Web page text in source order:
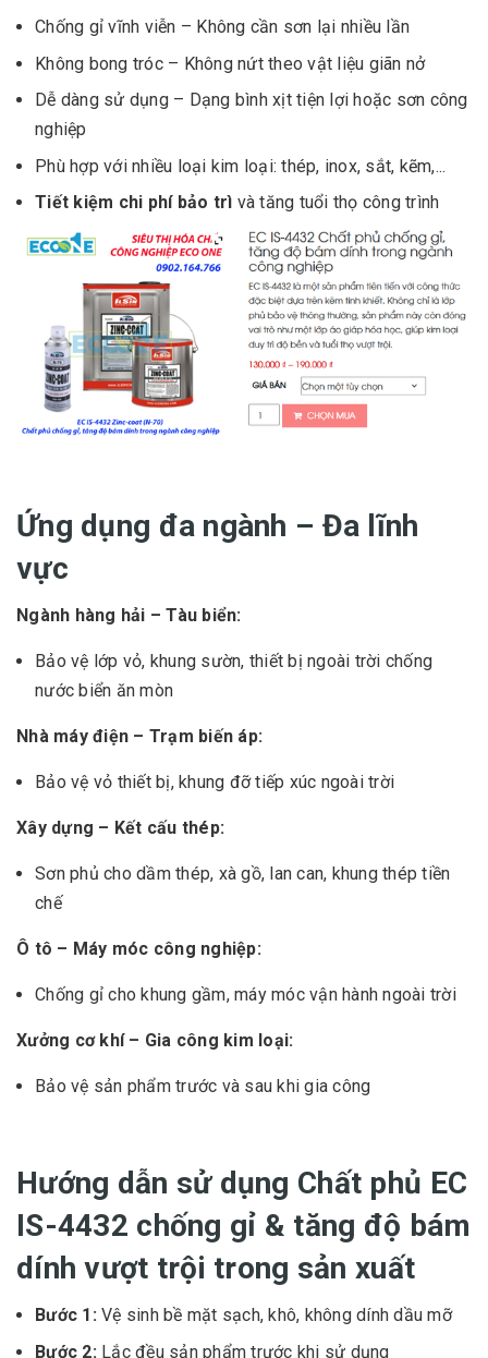
Chống gỉ vĩnh viễn – Không cần sơn lại nhiều lần
Không bong tróc – Không nứt theo vật liệu giãn nở
Dễ dàng sử dụng – Dạng bình xịt tiện lợi hoặc sơn công
nghiệp
Phù hợp với nhiều loại kim loại: thép, inox, sắt, kẽm,...
Tiết kiệm chi phí bảo trì và tăng tuổi thọ công trình
Ứng dụng đa ngành – Đa lĩnh
vực
Ngành hàng hải – Tàu biển:
Bảo vệ lớp vỏ, khung sườn, thiết bị ngoài trời chống
nước biển ăn mòn
Nhà máy điện – Trạm biến áp:
Bảo vệ vỏ thiết bị, khung đỡ tiếp xúc ngoài trời
Xây dựng – Kết cấu thép:
Sơn phủ cho dầm thép, xà gồ, lan can, khung thép tiền
chế
Ô tô – Máy móc công nghiệp:
Chống gỉ cho khung gầm, máy móc vận hành ngoài trời
Xưởng cơ khí – Gia công kim loại:
Bảo vệ sản phẩm trước và sau khi gia công
Hướng dẫn sử dụng Chất phủ EC
IS-4432 chống gỉ & tăng độ bám
dính vượt trội trong sản xuất
Bước 1: Vệ sinh bề mặt sạch, khô, không dính dầu mỡ
Bước 2: Lắc đều sản phẩm trước khi sử dụng